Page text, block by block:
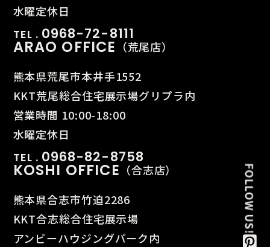
水曜定休日
TEL . 0968-72-8111
ARAO OFFICE （荒尾店）
熊本県荒尾市本井手1552
KKT荒尾総合住宅展示場グリプラ内
営業時間 10:00-18:00
水曜定休日
TEL . 0968-82-8758
KOSHI OFFICE （合志店）
熊本県合志市竹迫2286
KKT合志総合住宅展示場
アンビーハウジングパーク内